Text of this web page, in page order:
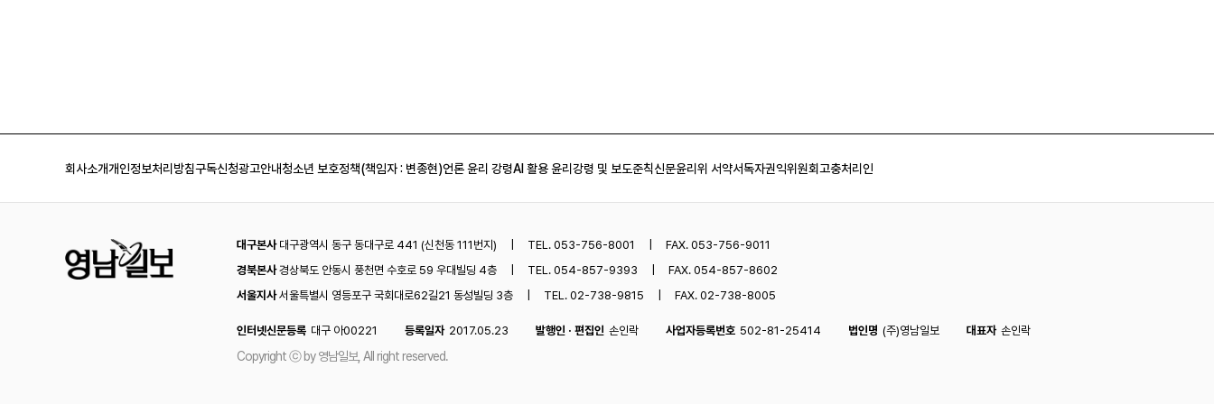
회사소개개인정보처리방침구독신청광고안내청소년 보호정책(책임자 : 변종현)언론 윤리 강령AI 활용 윤리강령 및 보도준칙신문윤리위 서약서독자권익위원회고충처리인
대구본사대구광역시 동구 동대구로 441 (신천동 111번지) TEL. 053-756-8001
FAX. 053-756-9011
경북본사경상북도 안동시 풍천면 수호로 59 우대빌딩 4층 TEL. 054-857-9393
FAX. 054-857-8602
서울지사서울특별시 영등포구 국회대로62길21 동성빌딩 3층 TEL. 02-738-9815 FAX. 02-738-8005
인터넷신문등록 대구 아00221 등록일자 2017.05.23 발행인 · 편집인 손인락 사업자등록번호 502-81-25414 법인명 (주)영남일보 대표자 손인락
Copyright ⓒ by 영남일보, All right reserved.